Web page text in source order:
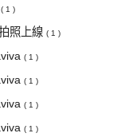
( 1 )
照上線 ( 1 )
( 1 )
( 1 )
( 1 )
( 1 )